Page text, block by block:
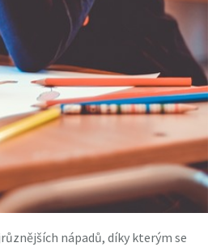
nápadů, díky kterým se